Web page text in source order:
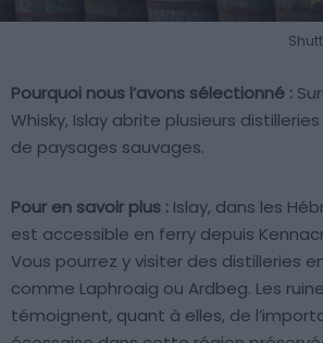
Pourquoi nous l’avons sélectionné :
Whisky, Islay abrite plusieurs
de paysages sauvages.
Pour en savoir plus : Islay, dans les
est accessible en ferry depuis
Vous pourrez y visiter des distilleries
comme Laphroaig ou Ardbeg. Les
témoignent, quant à elles, de